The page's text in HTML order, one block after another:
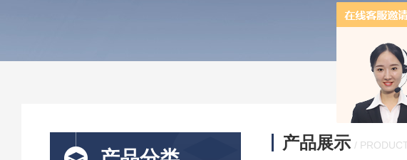
产品展示 /